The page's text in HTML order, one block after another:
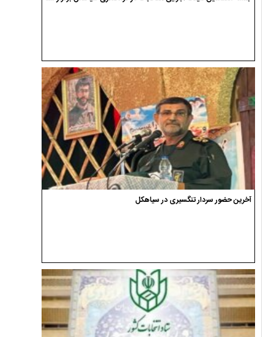
آخرین حضور سردار تنگسیری در سیاهکل